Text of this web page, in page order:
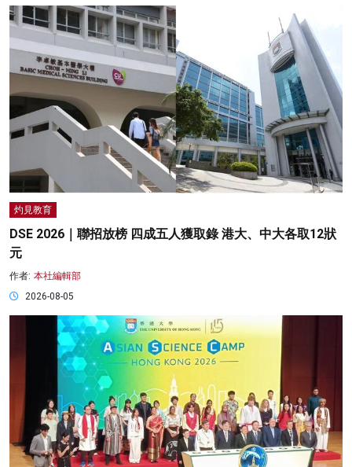
灼見教育
DSE 2026｜聯招放榜 四成五人獲取錄 港大、中大各取12狀
元
作者: 本社編輯部
2026-08-05